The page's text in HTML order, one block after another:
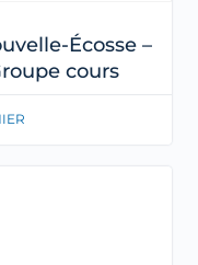
Écosse –
cours